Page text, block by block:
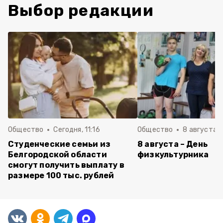
Выбор редакции
Общество Сегодня, 11:16
Студенческие семьи из
Белгородской области
смогут получить выплату в
размере 100 тыс. рублей
Общество 8 августа ,
8 августа – День
физкультурника